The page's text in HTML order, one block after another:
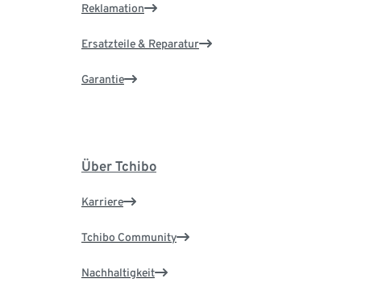
Reklamation
Ersatzteile & Reparatur
Garantie
Über Tchibo
Karriere
Tchibo Community
Nachhaltigkeit